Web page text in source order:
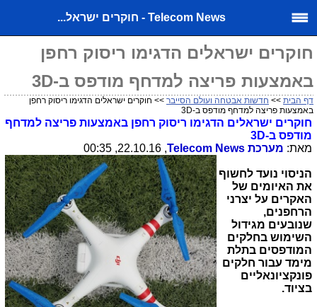
Telecom News - חוקרים ישראל...
חוקרים ישראלים הדגימו ריסוק רחפן
באמצעות פריצה למדחף מודפס ב-3D
דף הבית >> חדשות אבטחה ועולם הסייבר >> חוקרים ישראלים הדגימו ריסוק רחפן
באמצעות פריצה למדחף מודפס ב-3D
חוקרים ישראלים הדגימו ריסוק רחפן באמצעות פריצה למדחף
מודפס ב-3D
מאת: מערכת Telecom News
, 22.10.16, 00:35
הניסוי נועד לחשוף
את האיומים של
האקרים על יצרני
הרחפנים,
שנובעים מגידול
השימוש בחלקים
המודפסים בתלת
מימד עבור חלקים
פונקציונאליים
בציוד.